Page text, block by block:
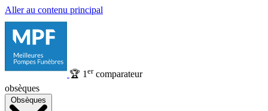
Aller au contenu principal
🏆 1 ercomparateur
obsèques
Obsèques